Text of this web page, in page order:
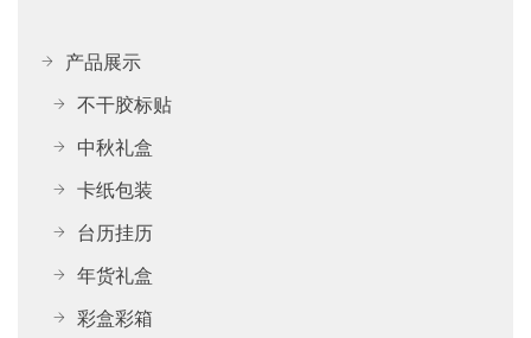
产品展示
不干胶标贴
中秋礼盒
卡纸包装
台历挂历
年货礼盒
彩盒彩箱